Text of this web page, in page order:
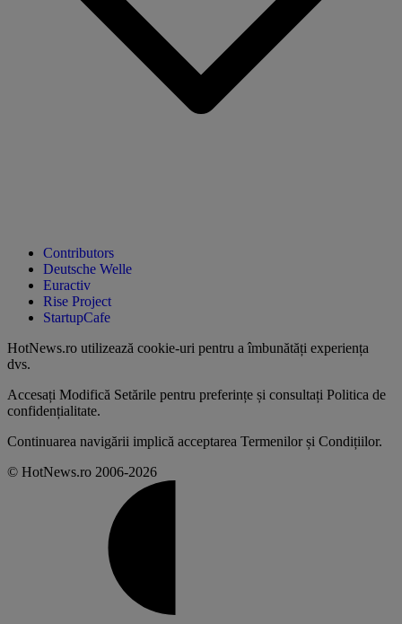
Contributors
Deutsche Welle
Euractiv
Rise Project
StartupCafe
HotNews.ro utilizează cookie-uri pentru a îmbunătăți experiența
dvs.
Accesați Modifică Setările pentru preferințe și consultați Politica de
confidențialitate.
Continuarea navigării implică acceptarea Termenilor și Condițiilor.
© HotNews.ro 2006-2026